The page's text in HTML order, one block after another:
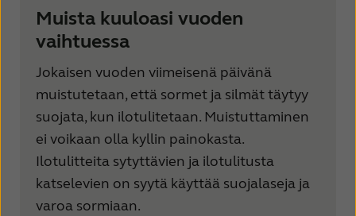
Muista kuuloasi vuoden
vaihtuessa
Jokaisen vuoden viimeisenä päivänä
muistutetaan, että sormet ja silmät täytyy
suojata, kun ilotulitetaan. Muistuttaminen
ei voikaan olla kyllin painokasta.
Ilotulitteita sytyttävien ja ilotulitusta
katselevien on syytä käyttää suojalaseja ja
varoa sormiaan.